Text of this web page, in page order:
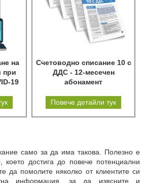
на
при
19
Счетоводно списание 10 с
ДДС - 12-месечен
абонамент
Повече детайли тук
само за да има такова. Полезно е
достига до повече потенциални
да помолите няколко от клиентите си
информация, за да изясните и